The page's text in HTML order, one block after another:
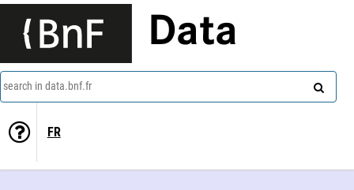
Data
search in data.bnf.fr
FR